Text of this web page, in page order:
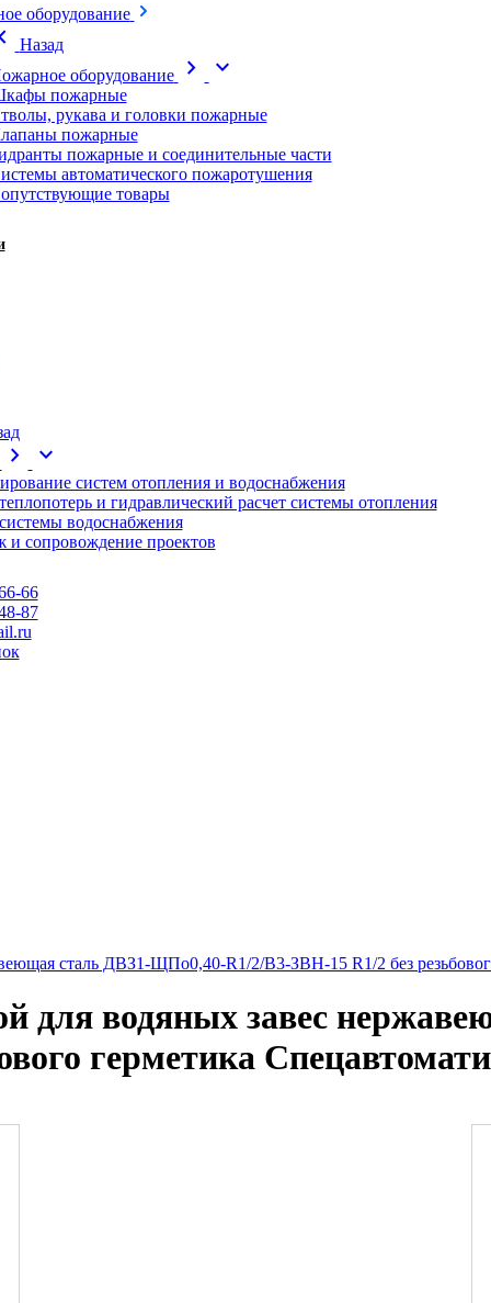
оборудование
Назад
оборудование
chevron_right expand_more
пожарные
рукава и головки пожарные
пожарные
пожарные и соединительные части
автоматического пожаротушения
товары
chevron_right expand_more
систем отопления и водоснабжения
и гидравлический расчет системы отопления
водоснабжения
и сопровождение проектов
66
87
сталь ДВЗ1-ЩПо0,40-R1/2/В3-ЗВН-15 R1/2 без
для водяных завес
герметика